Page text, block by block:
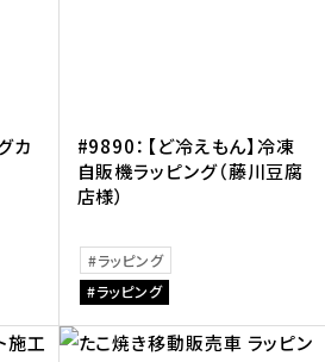
カ
#9890：【ど冷えもん】冷凍
自販機ラッピング（藤川豆腐
店様）
ラッピング
ラッピング